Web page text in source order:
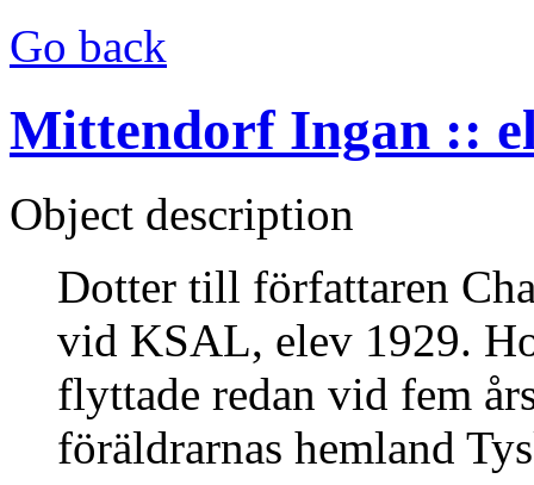
Go back
Mittendorf Ingan ::
Object description
Dotter till författaren
vid KSAL, elev 1929.
flyttade redan vid fem
föräldrarnas hemland